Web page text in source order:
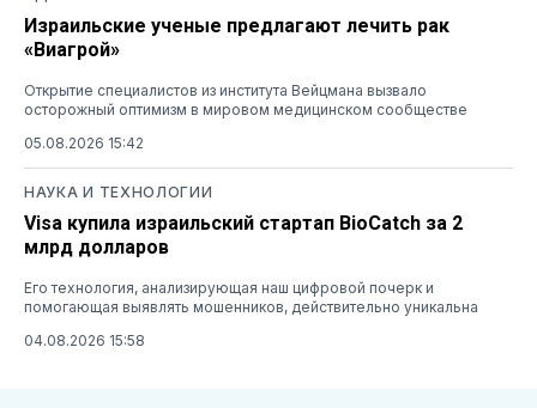
Израильские ученые предлагают лечить рак
«Виагрой»
Открытие специалистов из института Вейцмана вызвало
осторожный оптимизм в мировом медицинском сообществе
05.08.2026 15:42
НАУКА И ТЕХНОЛОГИИ
Visa купила израильский стартап BioCatch за 2
млрд долларов
Его технология, анализирующая наш цифровой почерк и
помогающая выявлять мошенников, действительно уникальна
04.08.2026 15:58